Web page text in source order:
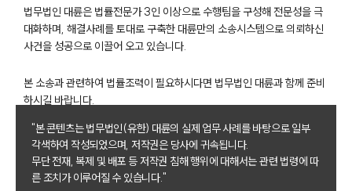
부소개
대륜의 강점
오시는 길
글로벌 파트너 로펌
고객의 소리
통합검색
AI대륜
업무사례
이혼 주요 업무사례
법무법인 대륜은 법률전문가 3인 이상으로 수행팀을 구성해 전문성을 극
대화하며, 해결사례를 토대로 구축한 대륜만의 소송시스템으로 의뢰하신
사건을 성공으로 이끌어 오고 있습니다.
본 소송과 관련하여 법률조력이 필요하시다면 법무법인 대륜과 함께 준비
하시길 바랍니다.
"본 콘텐츠는 법무법인(유한) 대륜의 실제 업무 사례를 바탕으로 일부
각색하여 작성되었으며, 저작권은 당사에 귀속됩니다.
무단 전재, 복제 및 배포 등 저작권 침해 행위에 대해서는 관련 법령에 따
른 조치가 이루어질 수 있습니다."